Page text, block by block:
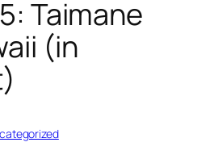
Taimane
(in